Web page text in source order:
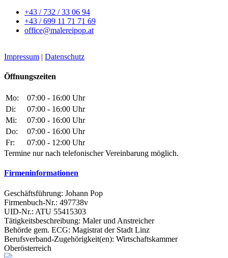
+43 / 732 / 33 06 94
+43 / 699 11 71 71 69
office@malereipop.at
Impressum | Datenschutz
Öffnungszeiten
Mo:
07:00 - 16:00 Uhr
Di:
07:00 - 16:00 Uhr
Mi:
07:00 - 16:00 Uhr
Do:
07:00 - 16:00 Uhr
Fr:
07:00 - 12:00 Uhr
Termine nur nach telefonischer Vereinbarung möglich.
Firmeninformationen
Geschäftsführung: Johann Pop
Firmenbuch-Nr.: 497738v
UID-Nr.: ATU 55415303
Tätigkeitsbeschreibung: Maler und Anstreicher
Behörde gem. ECG: Magistrat der Stadt Linz
Berufsverband-Zugehörigkeit(en): Wirtschaftskammer
Oberösterreich